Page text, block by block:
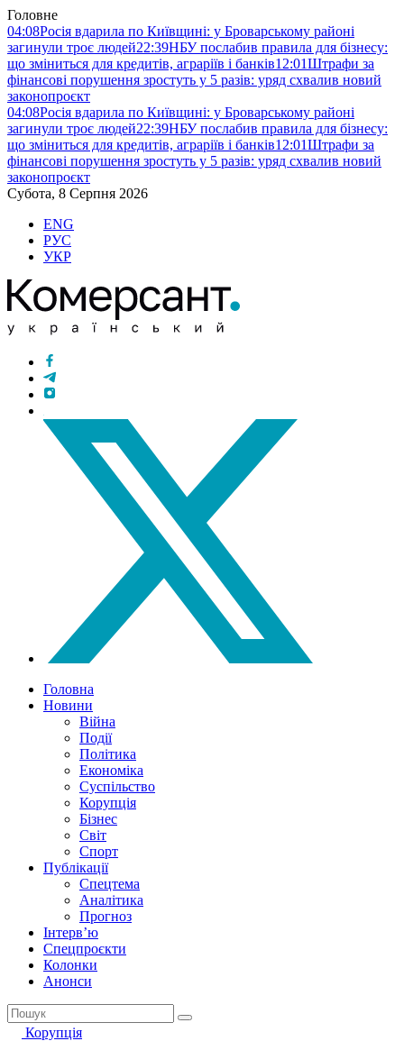
Головне
04:08Росія вдарила по Київщині: у Броварському районі
загинули троє людей22:39НБУ послабив правила для бізнесу:
що зміниться для кредитів, аграріїв і банків12:01Штрафи за
фінансові порушення зростуть у 5 разів: уряд схвалив новий
законопроєкт
04:08Росія вдарила по Київщині: у Броварському районі
загинули троє людей22:39НБУ послабив правила для бізнесу:
що зміниться для кредитів, аграріїв і банків12:01Штрафи за
фінансові порушення зростуть у 5 разів: уряд схвалив новий
законопроєкт
Субота, 8 Серпня 2026
ENG
РУС
УКР
Головна
Новини
Війна
Події
Політика
Економіка
Суспільство
Корупція
Бізнес
Світ
Спорт
Публікації
Спецтема
Аналітика
Прогноз
Інтерв’ю
Спецпроєкти
Колонки
Анонси
Корупція